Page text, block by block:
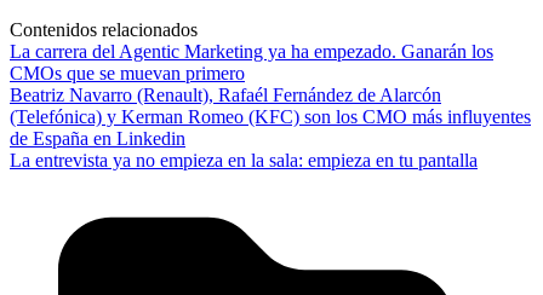
Contenidos relacionados
La carrera del Agentic Marketing ya ha empezado. Ganarán los
CMOs que se muevan primero
Beatriz Navarro (Renault), Rafaél Fernández de Alarcón
(Telefónica) y Kerman Romeo (KFC) son los CMO más influyentes
de España en Linkedin
La entrevista ya no empieza en la sala: empieza en tu pantalla